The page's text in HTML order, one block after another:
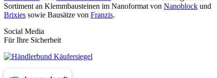
Sortiment an Klemmbausteinen im Nanoformat von Nanoblock und
Brixies sowie Bausätze von Franzis.
Social Media
Für Ihre Sicherheit